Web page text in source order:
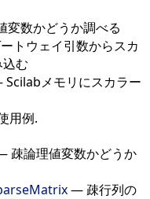
変数かどうか調べる
トウェイ引数からスカ
む
Scilabメモリにスカラー
用例.
疎論理値変数かどうか
— 疎行列の